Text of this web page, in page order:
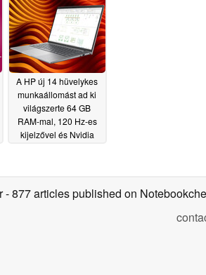
A HP új 14 hüvelykes
munkaállomást ad ki
világszerte 64 GB
RAM-mal, 120 Hz-es
kijelzővel és Nvidia
- 877 articles published on